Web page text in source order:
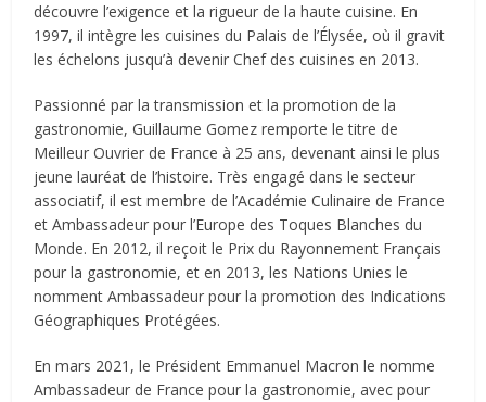
découvre l’exigence et la rigueur de la haute cuisine. En
1997, il intègre les cuisines du Palais de l’Élysée, où il gravit
les échelons jusqu’à devenir Chef des cuisines en 2013.
Passionné par la transmission et la promotion de la
gastronomie, Guillaume Gomez remporte le titre de
Meilleur Ouvrier de France à 25 ans, devenant ainsi le plus
jeune lauréat de l’histoire. Très engagé dans le secteur
associatif, il est membre de l’Académie Culinaire de France
et Ambassadeur pour l’Europe des Toques Blanches du
Monde. En 2012, il reçoit le Prix du Rayonnement Français
pour la gastronomie, et en 2013, les Nations Unies le
nomment Ambassadeur pour la promotion des Indications
Géographiques Protégées.
En mars 2021, le Président Emmanuel Macron le nomme
Ambassadeur de France pour la gastronomie, avec pour